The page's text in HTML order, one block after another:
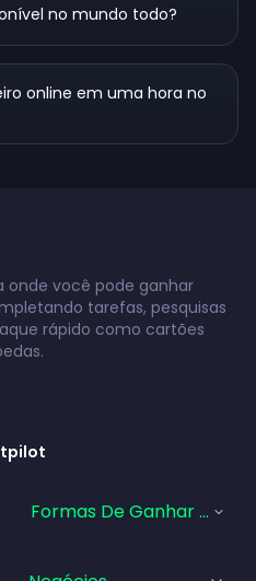
no mundo todo?
online em uma hora no
onde você pode ganhar
tarefas, pesquisas
rápido como cartões
Formas De Ganhar